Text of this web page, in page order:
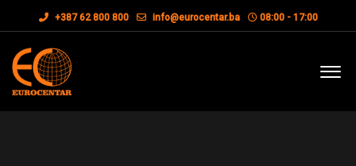
+387 62 800 800 info@eurocentar.ba 08:00 - 17:00